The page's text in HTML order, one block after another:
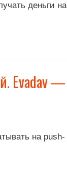
деньги на
Evadav —
на push-